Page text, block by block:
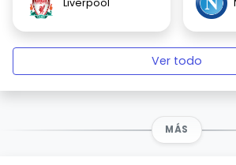
Liverpool
Ver todo
MÁS